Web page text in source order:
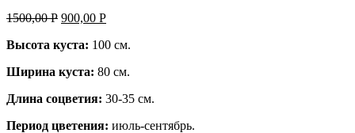
1500,00Р 900,00 Р
Высота куста: 100 см.
Ширина куста: 80 см.
Длина соцветия: 30-35 см.
Период цветения: июль-сентябрь.